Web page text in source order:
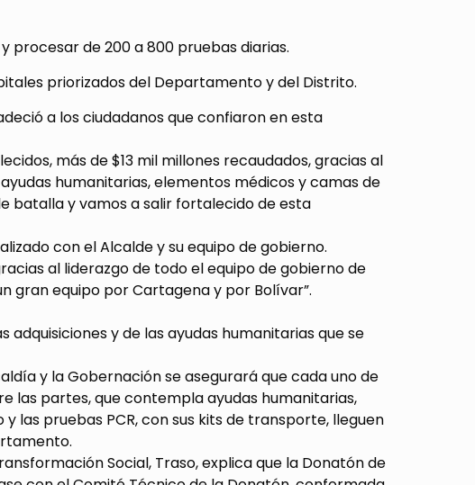
procesar de 200 a 800 pruebas diarias.
priorizados del Departamento y del Distrito.
a los ciudadanos que confiaron en esta
más de $13 mil millones recaudados, gracias al
humanitarias, elementos médicos y camas de
batalla y vamos a salir fortalecido de esta
con el Alcalde y su equipo de gobierno.
al liderazgo de todo el equipo de gobierno de
gran equipo por Cartagena y por Bolívar”.
y de las ayudas humanitarias que se
y la Gobernación se asegurará que cada uno de
las partes, que contempla ayudas humanitarias,
las pruebas PCR, con sus kits de transporte, lleguen
Social, Traso, explica que la Donatón de